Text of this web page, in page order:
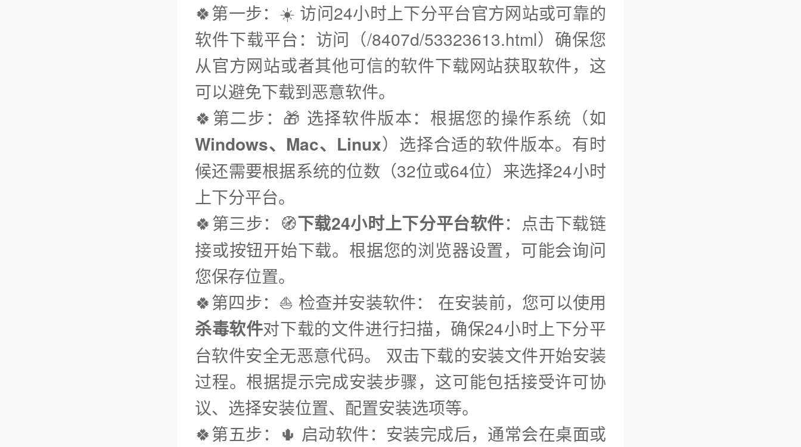
🍀第一步：☀️ 访问24小时上下分平台官方网站或可靠的
软件下载平台：访问（/8407d/53323613.html）确保您
从官方网站或者其他可信的软件下载网站获取软件，这
可以避免下载到恶意软件。
🍀第二步：🎁 选择软件版本：根据您的操作系统（如
Windows、Mac、Linux）选择合适的软件版本。有时
候还需要根据系统的位数（32位或64位）来选择24小时
上下分平台。
🍀第三步：🧭下载24小时上下分平台软件：点击下载链
接或按钮开始下载。根据您的浏览器设置，可能会询问
您保存位置。
🍀第四步：⛵️ 检查并安装软件： 在安装前，您可以使用
杀毒软件对下载的文件进行扫描，确保24小时上下分平
台软件安全无恶意代码。 双击下载的安装文件开始安装
过程。根据提示完成安装步骤，这可能包括接受许可协
议、选择安装位置、配置安装选项等。
🍀第五步：🌵 启动软件：安装完成后，通常会在桌面或